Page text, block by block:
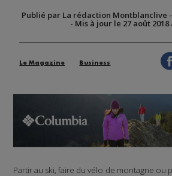
Publié par La rédaction Montblanclive -
- Mis à jour le 27 août 2018
Le Magazine Business
Partir au ski, faire du vélo de montagne ou